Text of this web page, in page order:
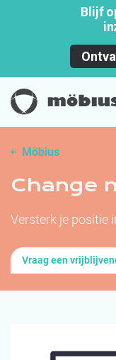
Möbius
Change
Versterk je positie
Vraag een